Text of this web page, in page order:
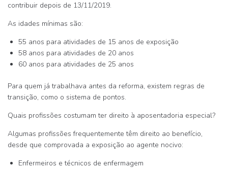
contribuir depois de 13/11/2019.
As idades mínimas são:
55 anos para atividades de 15 anos de exposição
58 anos para atividades de 20 anos
60 anos para atividades de 25 anos
Para quem já trabalhava antes da reforma, existem regras de
transição, como o sistema de pontos.
Quais profissões costumam ter direito à aposentadoria especial?
Algumas profissões frequentemente têm direito ao benefício,
desde que comprovada a exposição ao agente nocivo:
Enfermeiros e técnicos de enfermagem